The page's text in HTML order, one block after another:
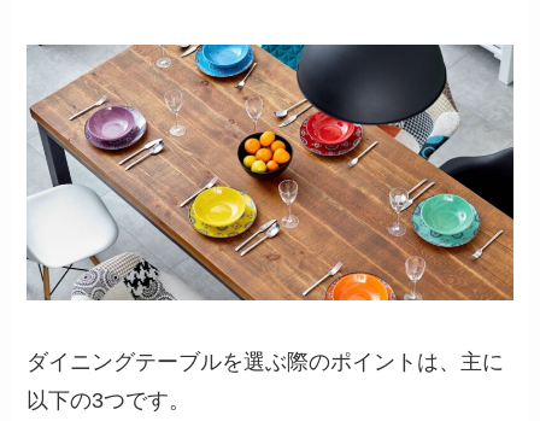
ダイニングテーブルを選ぶ際のポイントは、主に
以下の3つです。